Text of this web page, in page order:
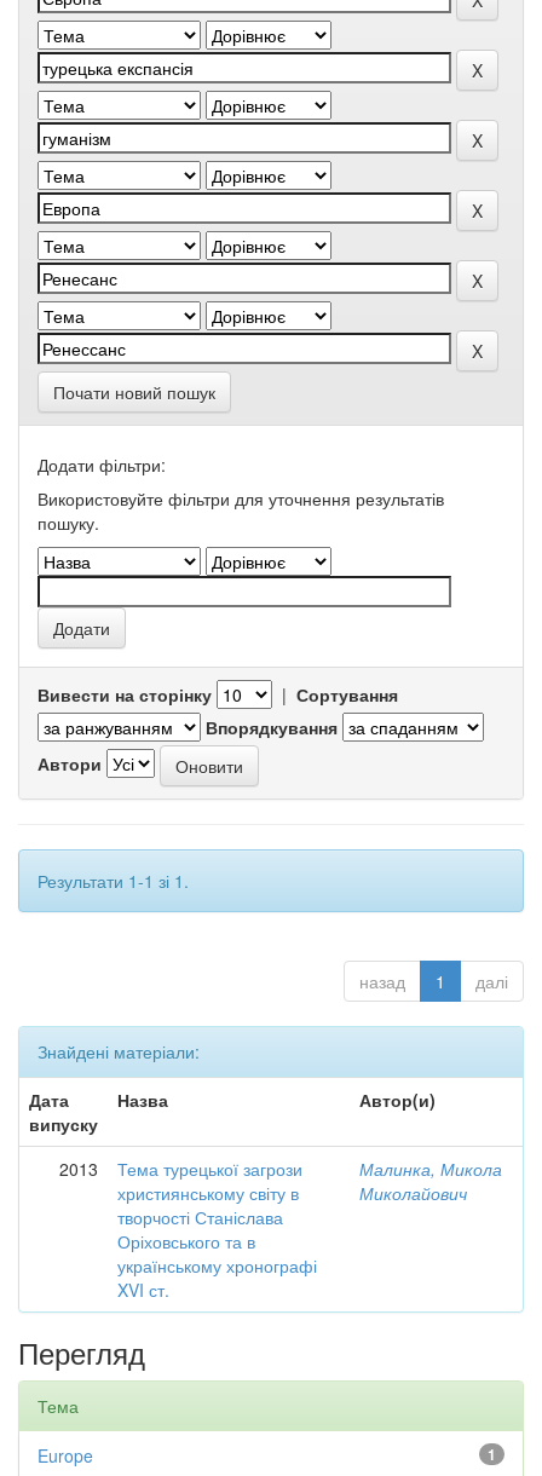
Почати новий пошук
Додати фільтри:
Використовуйте фільтри для уточнення результатів
пошуку.
Вивести на сторінку | Сортування
Впорядкування
Автори
Результати 1-1 зі 1.
назад 1 далі
Знайдені матеріали:
Дата
випуску
Назва Автор(и)
2013
Тема турецької загрози
християнському світу в
творчості Станіслава
Оріховського та в
українському хронографі
XVI ст.
Малинка, Микола
Миколайович
Перегляд
Тема
1
Europe